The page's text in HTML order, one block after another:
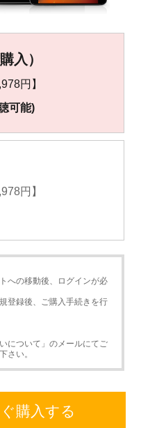
入）
円】
可能)
円】
への移動後、ログインが必
登録後、ご購入手続きを行
について」のメールにてご
さい。
購入する